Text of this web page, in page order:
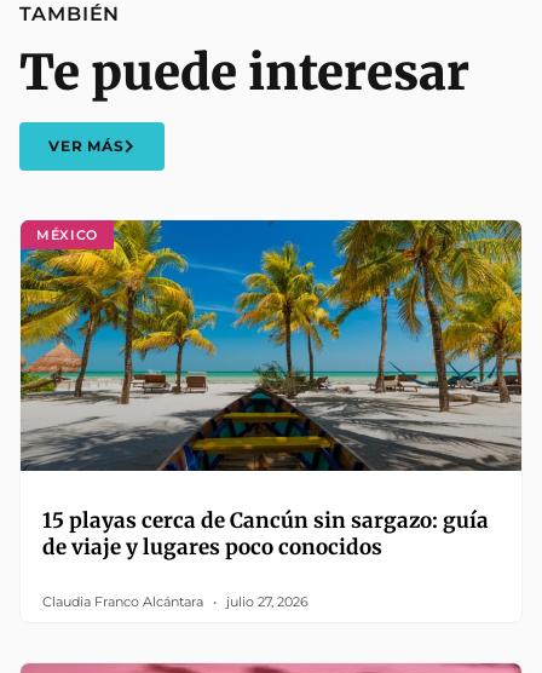
TAMBIÉN
Te puede interesar
VER MÁS
MÉXICO
15 playas cerca de Cancún sin sargazo: guía
de viaje y lugares poco conocidos
Claudia Franco Alcántara julio 27, 2026